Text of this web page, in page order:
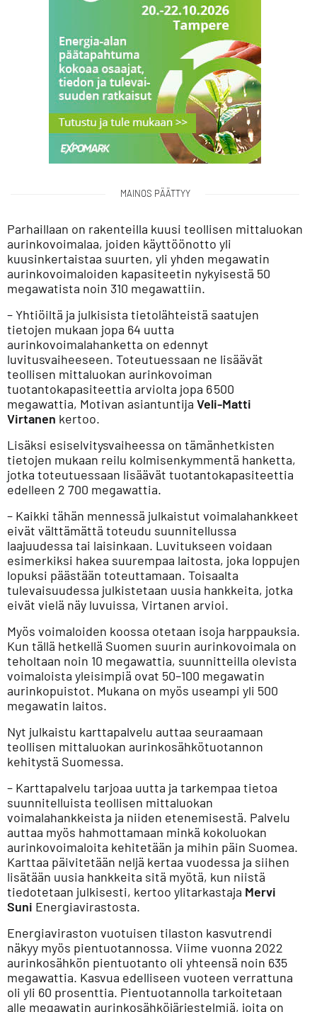
MAINOS PÄÄTTYY
Parhaillaan on rakenteilla kuusi teollisen mittaluokan
aurinkovoimalaa, joiden käyttöönotto yli
kuusinkertaistaa suurten, yli yhden megawatin
aurinkovoimaloiden kapasiteetin nykyisestä 50
megawatista noin 310 megawattiin.
– Yhtiöiltä ja julkisista tietolähteistä saatujen
tietojen mukaan jopa 64 uutta
aurinkovoimalahanketta on edennyt
luvitusvaiheeseen. Toteutuessaan ne lisäävät
teollisen mittaluokan aurinkovoiman
tuotantokapasiteettia arviolta jopa 6 500
megawattia, Motivan asiantuntija Veli-Matti
Virtanen kertoo.
Lisäksi esiselvitysvaiheessa on tämänhetkisten
tietojen mukaan reilu kolmisenkymmentä hanketta,
jotka toteutuessaan lisäävät tuotantokapasiteettia
edelleen 2 700 megawattia.
– Kaikki tähän mennessä julkaistut voimalahankkeet
eivät välttämättä toteudu suunnitellussa
laajuudessa tai laisinkaan. Luvitukseen voidaan
esimerkiksi hakea suurempaa laitosta, joka loppujen
lopuksi päästään toteuttamaan. Toisaalta
tulevaisuudessa julkistetaan uusia hankkeita, jotka
eivät vielä näy luvuissa, Virtanen arvioi.
Myös voimaloiden koossa otetaan isoja harppauksia.
Kun tällä hetkellä Suomen suurin aurinkovoimala on
teholtaan noin 10 megawattia, suunnitteilla olevista
voimaloista yleisimpiä ovat 50–100 megawatin
aurinkopuistot. Mukana on myös useampi yli 500
megawatin laitos.
Nyt julkaistu karttapalvelu auttaa seuraamaan
teollisen mittaluokan aurinkosähkötuotannon
kehitystä Suomessa.
– Karttapalvelu tarjoaa uutta ja tarkempaa tietoa
suunnitelluista teollisen mittaluokan
voimalahankkeista ja niiden etenemisestä. Palvelu
auttaa myös hahmottamaan minkä kokoluokan
aurinkovoimaloita kehitetään ja mihin päin Suomea.
Karttaa päivitetään neljä kertaa vuodessa ja siihen
lisätään uusia hankkeita sitä myötä, kun niistä
tiedotetaan julkisesti, kertoo ylitarkastaja Mervi
Suni Energiavirastosta.
Energiaviraston vuotuisen tilaston kasvutrendi
näkyy myös pientuotannossa. Viime vuonna 2022
aurinkosähkön pientuotanto oli yhteensä noin 635
megawattia. Kasvua edelliseen vuoteen verrattuna
oli yli 60 prosenttia. Pientuotannolla tarkoitetaan
alle megawatin aurinkosähköjärjestelmiä, joita on